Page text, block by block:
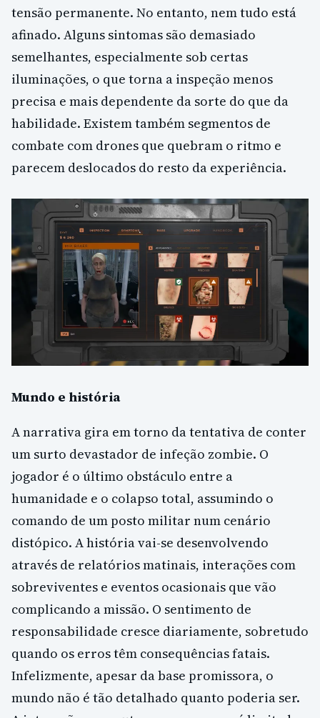
tensão permanente. No entanto, nem tudo está
afinado. Alguns sintomas são demasiado
semelhantes, especialmente sob certas
iluminações, o que torna a inspeção menos
precisa e mais dependente da sorte do que da
habilidade. Existem também segmentos de
combate com drones que quebram o ritmo e
parecem deslocados do resto da experiência.
Mundo e história
A narrativa gira em torno da tentativa de conter
um surto devastador de infeção zombie. O
jogador é o último obstáculo entre a
humanidade e o colapso total, assumindo o
comando de um posto militar num cenário
distópico. A história vai-se desenvolvendo
através de relatórios matinais, interações com
sobreviventes e eventos ocasionais que vão
complicando a missão. O sentimento de
responsabilidade cresce diariamente, sobretudo
quando os erros têm consequências fatais.
Infelizmente, apesar da base promissora, o
mundo não é tão detalhado quanto poderia ser.